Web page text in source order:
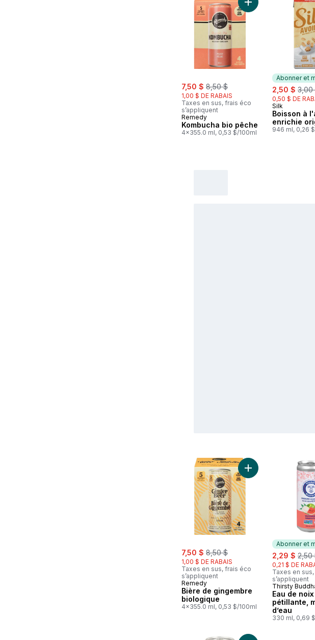
sale:
7,50 $ , formerly:
8,50 $
1,00 $ DE RABAIS
Taxes en sus, frais éco
s’appliquent
Remedy
Kombucha bio pêche
4x355.0 ml, 0,53 $/100ml
Ajouter Kombucha
Abonner et
sale:
2,50 $ ,
3,00
0,50 $ DE
Abonner et
Silk
Boisson à
enrichie
946 ml, 0,26
sale:
7,50 $ , formerly:
8,50 $
1,00 $ DE RABAIS
Taxes en sus, frais éco
s’appliquent
Remedy
Bière de gingembre
biologique
4x355.0 ml, 0,53 $/100ml
Ajouter Bière de
Abonner et
sale:
2,29 $ ,
2,50
0,21 $ DE
Taxes en
s’appliquent
Abonner
Thirsty
Eau de
pétillante,
d’eau
330 ml, 0,69